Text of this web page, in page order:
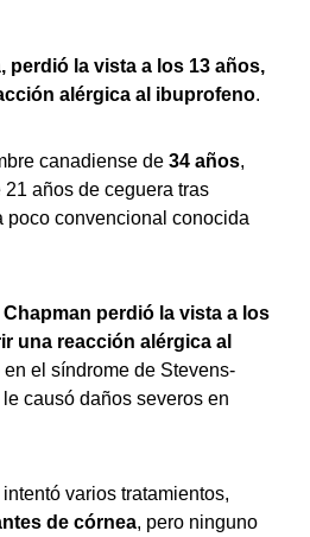
perdió la vista a los 13 años,
alérgica al ibuprofeno.
canadiense de 34 años,
años de ceguera tras
poco convencional conocida
Chapman perdió la vista a los
una reacción alérgica al
el síndrome de Stevens-
causó daños severos en
varios tratamientos,
de córnea, pero ninguno